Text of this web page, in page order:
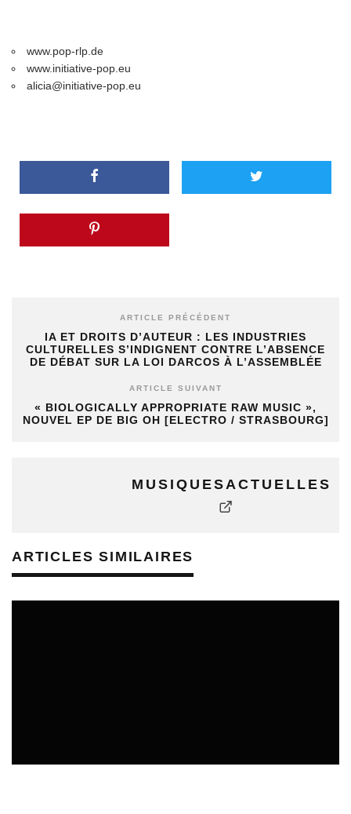
www.pop-rlp.de
www.initiative-pop.eu
alicia@initiative-pop.eu
ARTICLE PRÉCÉDENT
IA ET DROITS D’AUTEUR : LES INDUSTRIES
CULTURELLES S’INDIGNENT CONTRE L’ABSENCE
DE DÉBAT SUR LA LOI DARCOS À L’ASSEMBLÉE
ARTICLE SUIVANT
« BIOLOGICALLY APPROPRIATE RAW MUSIC »,
NOUVEL EP DE BIG OH [ELECTRO / STRASBOURG]
MUSIQUESACTUELLES
ARTICLES SIMILAIRES